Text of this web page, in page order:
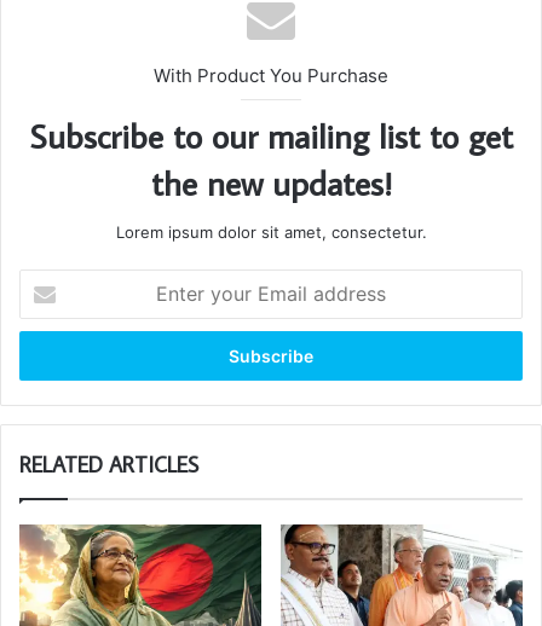
With Product You Purchase
Subscribe to our mailing list to get
the new updates!
Lorem ipsum dolor sit amet, consectetur.
your
Email
RELATED ARTICLES